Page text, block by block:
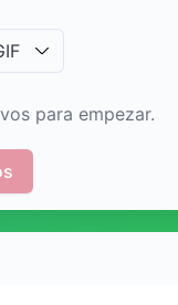
para empezar.